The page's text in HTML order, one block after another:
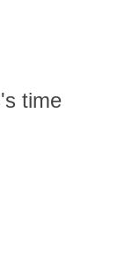
time